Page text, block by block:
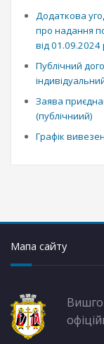
Додаткова
про надання
від 01.09.2024
Публічний
Заява
(публічниий)
Графік
Мапа сайту